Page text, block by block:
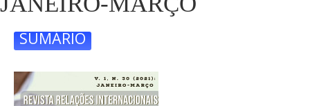
SUMÁRIO